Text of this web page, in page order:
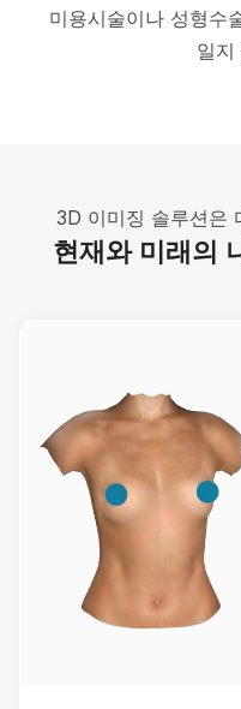
미용시술이나 성형수
일지
3D 이미징 솔루션은
현재와 미래의